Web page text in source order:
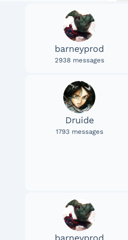
barneyprod
2938 messages
Druide
1793 messages
barneyprod